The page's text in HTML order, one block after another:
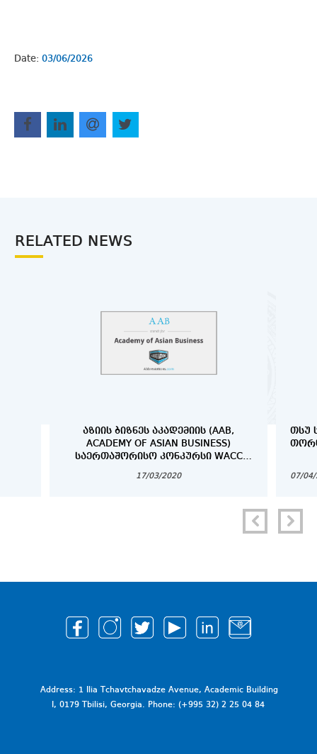
Date: 03/06/2026
RELATED NEWS
ᲐᲖᲘᲘᲡ ᲑᲘᲖᲜᲔᲡ ᲐᲙᲐᲓᲔᲛᲘᲘᲡ (AAB,
ACADEMY OF ASIAN BUSINESS)
ᲡᲐᲔᲠᲗᲐᲨᲝᲠᲘᲡᲝ ᲙᲝᲜᲙᲣᲠᲡᲘ WACC
COMPETITION)
17/03/2020
ᲗᲡᲣ
07/
Address: 1 Ilia Tchavtchavadze Avenue, Academic Building
I, 0179 Tbilisi, Georgia. Phone: (+995 32) 2 25 04 84